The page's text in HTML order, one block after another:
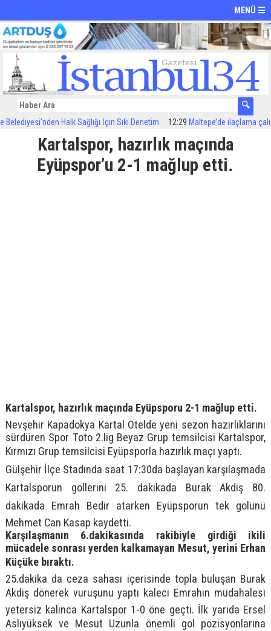
MENÜ ☰
Halk Sağlığı İçin Sıkı Denetim 12:29Maltepe’de ilaçlama
Kartalspor, hazırlık maçında
Eyüpspor’u 2-1 mağlup etti.
Kartalspor, hazırlık maçında Eyüpsporu 2-1 mağlup etti.
Nevşehir Kapadokya Kartal Otelde yeni sezon hazırlıklarını
sürdüren Spor Toto 2.lig Beyaz Grup temsilcisi Kartalspor,
Kırmızı Grup temsilcisi Eyüpsporla hazırlık maçı yaptı.
Gülşehir İlçe Stadında saat 17:30da başlayan karşılaşmada
Kartalsporun gollerini 25. dakikada Burak Akdiş 80.
dakikada Emrah Bedir atarken Eyüpsporun tek golünü
Mehmet Can Kasap kaydetti.
Karşılaşmanın 6.dakikasında rakibiyle girdiği ikili
mücadele sonrası yerden kalkamayan Mesut, yerini Erhan
Küçüke bıraktı.
25.dakika da ceza sahası içerisinde topla buluşan Burak
Akdiş dönerek vuruşunu yaptı kaleci Emrahın müdahalesi
yetersiz kalınca Kartalspor 1-0 öne geçti. İlk yarıda Ersel
Aslıyüksek ve Mesut Uzunla önemli gol pozisyonlarına